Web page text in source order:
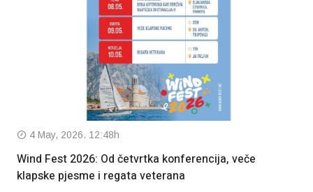
4 May, 2026. 12:48h
Wind Fest 2026: Od četvrtka konferencija, veče
klapske pjesme i regata veterana